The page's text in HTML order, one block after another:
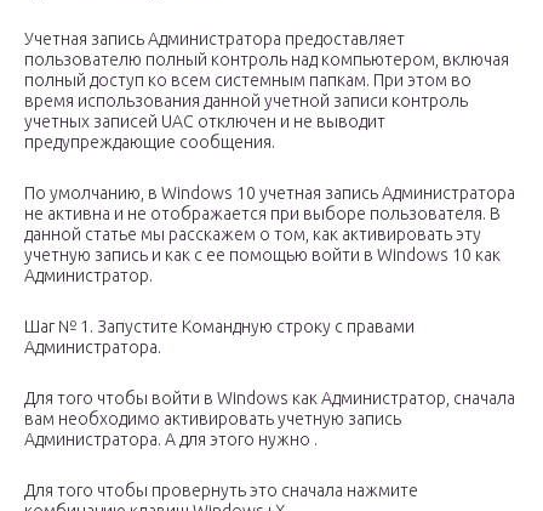
Учетная запись Администратора предоставляет
пользователю полный контроль над компьютером, включая
полный доступ ко всем системным папкам. При этом во
время использования данной учетной записи контроль
учетных записей UAC отключен и не выводит
предупреждающие сообщения.
По умолчанию, в Windows 10 учетная запись Администратора
не активна и не отображается при выборе пользователя. В
данной статье мы расскажем о том, как активировать эту
учетную запись и как с ее помощью войти в Windows 10 как
Администратор.
Шаг № 1. Запустите Командную строку с правами
Администратора.
Для того чтобы войти в Windows как Администратор, сначала
вам необходимо активировать учетную запись
Администратора. А для этого нужно .
Для того чтобы провернуть это сначала нажмите